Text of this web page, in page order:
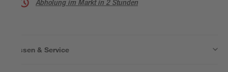
Abholung im Markt in 2 Stunden
Wissen & Service